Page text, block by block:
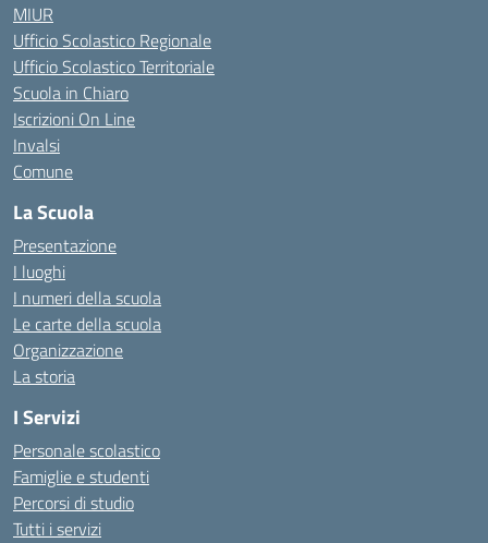
MIUR
Ufficio Scolastico Regionale
Ufficio Scolastico Territoriale
Scuola in Chiaro
Iscrizioni On Line
Invalsi
Comune
La Scuola
Presentazione
I luoghi
I numeri della scuola
Le carte della scuola
Organizzazione
La storia
I Servizi
Personale scolastico
Famiglie e studenti
Percorsi di studio
Tutti i servizi